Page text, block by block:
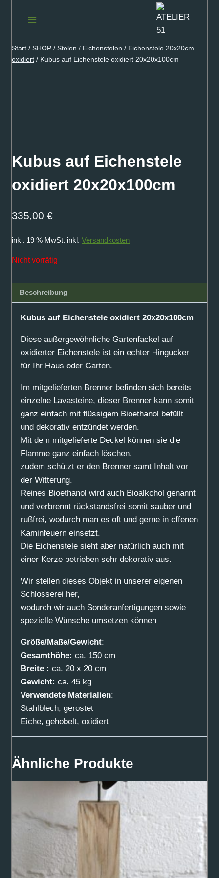
Inhalt
Start / SHOP / Stelen / Eichenstelen / Eichenstele 20x20cm
oxidiert / Kubus auf Eichenstele oxidiert 20x20x100cm
Kubus auf Eichenstele
oxidiert 20x20x100cm
335,00 €
inkl. 19 % MwSt. inkl. Versandkosten
Nicht vorrätig
Beschreibung
Kubus auf Eichenstele oxidiert 20x20x100cm
Diese außergewöhnliche Gartenfackel auf
oxidierter Eichenstele ist ein echter Hingucker
für Ihr Haus oder Garten.
Im mitgelieferten Brenner befinden sich bereits
einzelne Lavasteine, dieser Brenner kann somit
ganz einfach mit flüssigem Bioethanol befüllt
und dekorativ entzündet werden.
Mit dem mitgelieferte Deckel können sie die
Flamme ganz einfach löschen,
zudem schützt er den Brenner samt Inhalt vor
der Witterung.
Reines Bioethanol wird auch Bioalkohol genannt
und verbrennt rückstandsfrei somit sauber und
rußfrei, wodurch man es oft und gerne in offenen
Kaminfeuern einsetzt.
Die Eichenstele sieht aber natürlich auch mit
einer Kerze betrieben sehr dekorativ aus.
Wir stellen dieses Objekt in unserer eigenen
Schlosserei her,
wodurch wir auch Sonderanfertigungen sowie
spezielle Wünsche umsetzen können
Größe/Maße/Gewicht:
Gesamthöhe: ca. 150 cm
Breite : ca. 20 x 20 cm
Gewicht: ca. 45 kg
Verwendete Materialien:
Stahlblech, gerostet
Eiche, gehobelt, oxidiert
Ähnliche Produkte